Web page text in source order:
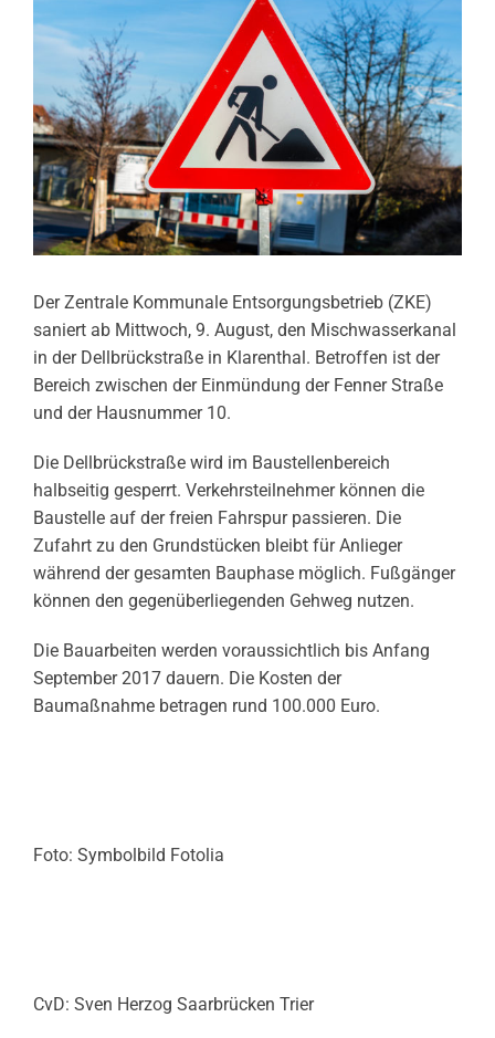
Der Zentrale Kommunale Entsorgungsbetrieb (ZKE)
saniert ab Mittwoch, 9. August, den Mischwasserkanal
in der Dellbrückstraße in Klarenthal. Betroffen ist der
Bereich zwischen der Einmündung der Fenner Straße
und der Hausnummer 10.
Die Dellbrückstraße wird im Baustellenbereich
halbseitig gesperrt. Verkehrsteilnehmer können die
Baustelle auf der freien Fahrspur passieren. Die
Zufahrt zu den Grundstücken bleibt für Anlieger
während der gesamten Bauphase möglich. Fußgänger
können den gegenüberliegenden Gehweg nutzen.
Die Bauarbeiten werden voraussichtlich bis Anfang
September 2017 dauern. Die Kosten der
Baumaßnahme betragen rund 100.000 Euro.
Foto: Symbolbild Fotolia
CvD: Sven Herzog Saarbrücken Trier